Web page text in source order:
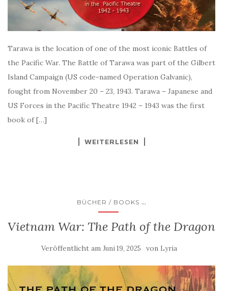
Tarawa is the location of one of the most iconic Battles of
the Pacific War. The Battle of Tarawa was part of the Gilbert
Island Campaign (US code-named Operation Galvanic),
fought from November 20 – 23, 1943. Tarawa – Japanese and
US Forces in the Pacific Theatre 1942 – 1943 was the first
book of […]
WEITERLESEN
BÜCHER / BOOKS ...
Vietnam War: The Path of the Dragon
Veröffentlicht am Juni 19, 2025 von Lyria